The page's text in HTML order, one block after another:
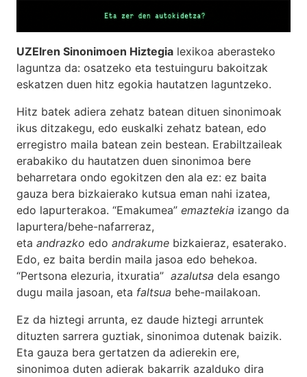
UZEIren Sinonimoen Hiztegia lexikoa aberasteko
laguntza da: osatzeko eta testuinguru bakoitzak
eskatzen duen hitz egokia hautatzen laguntzeko.
Hitz batek adiera zehatz batean dituen sinonimoak
ikus ditzakegu, edo euskalki zehatz batean, edo
erregistro maila batean zein bestean. Erabiltzaileak
erabakiko du hautatzen duen sinonimoa bere
beharretara ondo egokitzen den ala ez: ez baita
gauza bera bizkaierako kutsua eman nahi izatea,
edo lapurterakoa. “Emakumea” emaztekia izango da
lapurtera/behe-nafarreraz,
eta andrazko edo andrakume bizkaieraz, esaterako.
Edo, ez baita berdin maila jasoa edo behekoa.
“Pertsona elezuria, itxuratia” azalutsa dela esango
dugu maila jasoan, eta faltsua behe-mailakoan.
Ez da hiztegi arrunta, ez daude hiztegi arruntek
dituzten sarrera guztiak, sinonimoa dutenak baizik.
Eta gauza bera gertatzen da adierekin ere,
sinonimoa duten adierak bakarrik azalduko dira